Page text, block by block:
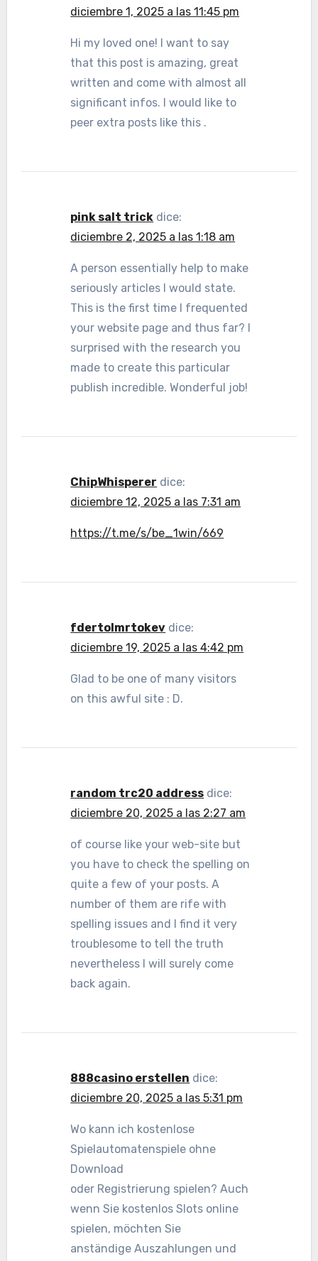
diciembre 1, 2025 a las 11:45 pm
Hi my loved one! I want to say
that this post is amazing, great
written and come with almost all
significant infos. I would like to
peer extra posts like this .
pink salt trick dice:
diciembre 2, 2025 a las 1:18 am
A person essentially help to make
seriously articles I would state.
This is the first time I frequented
your website page and thus far? I
surprised with the research you
made to create this particular
publish incredible. Wonderful job!
ChipWhisperer dice:
diciembre 12, 2025 a las 7:31 am
https://t.me/s/be_1win/669
fdertolmrtokev dice:
diciembre 19, 2025 a las 4:42 pm
Glad to be one of many visitors
on this awful site : D.
random trc20 address dice:
diciembre 20, 2025 a las 2:27 am
of course like your web-site but
you have to check the spelling on
quite a few of your posts. A
number of them are rife with
spelling issues and I find it very
troublesome to tell the truth
nevertheless I will surely come
back again.
888casino erstellen dice:
diciembre 20, 2025 a las 5:31 pm
Wo kann ich kostenlose
Spielautomatenspiele ohne
Download
oder Registrierung spielen? Auch
wenn Sie kostenlos Slots online
spielen, möchten Sie
anständige Auszahlungen und